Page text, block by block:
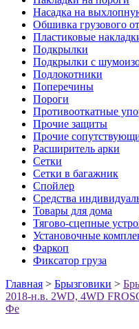
Насадка на
Обшивка грузового
Пластиковые
Подкрылки
Подкрылки с
Подлокотники
Поперечины
Пороги
Противооткатные
Прочие защиты
Прочие
Расширитель арки
Сетки
Сетки в багажник
Спойлер
Средства
Товары для дома
Тягово-сцепные
Установочные
Фаркоп
Фиксатор груза
Главная > Брызговики >
2018-н.в. 2WD, 4WD
Фе